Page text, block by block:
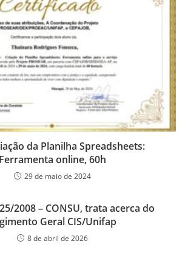
da Planilha Spreadsheets:
Ferramenta online, 60h
29 de maio de 2024
2008 – CONSU, trata acerca do
Geral CIS/Unifap
8 de abril de 2026